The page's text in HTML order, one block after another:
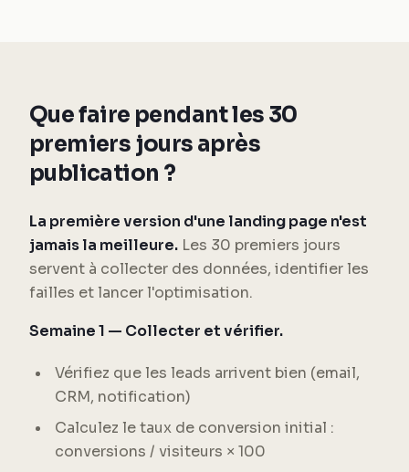
Que faire pendant les 30
premiers jours après
publication ?
La première version d'une landing page n'est
jamais la meilleure. Les 30 premiers jours
servent à collecter des données, identifier les
failles et lancer l'optimisation.
Semaine 1 — Collecter et vérifier.
Vérifiez que les leads arrivent bien (email,
CRM, notification)
Calculez le taux de conversion initial :
conversions / visiteurs × 100